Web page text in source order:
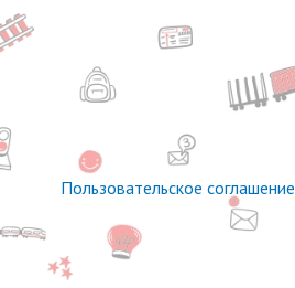
Пользовательское соглашение